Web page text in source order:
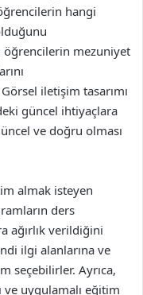
hangi
öğrencilerin mezuniyet
iletişim tasarımı
güncel ihtiyaçlara
ve doğru olması
almak isteyen
ders
ağırlık verildiğini
ilgi alanlarına ve
seçebilirler. Ayrıca,
uygulamalı eğitim